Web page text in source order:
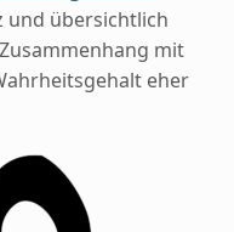
und übersichtlich
mit
eher